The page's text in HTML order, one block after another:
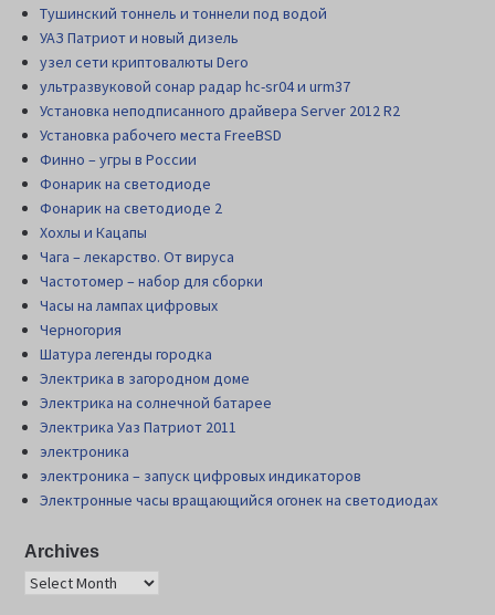
Тушинский тоннель и тоннели под водой
УАЗ Патриот и новый дизель
узел сети криптовалюты Dero
ультразвуковой сонар радар hc-sr04 и urm37
Установка неподписанного драйвера Server 2012 R2
Установка рабочего места FreeBSD
Финно – угры в России
Фонарик на светодиоде
Фонарик на светодиоде 2
Хохлы и Кацапы
Чага – лекарство. От вируса
Частотомер – набор для сборки
Часы на лампах цифровых
Черногория
Шатура легенды городка
Электрика в загородном доме
Электрика на солнечной батарее
Электрика Уаз Патриот 2011
электроника
электроника – запуск цифровых индикаторов
Электронные часы вращающийся огонек на светодиодах
Archives